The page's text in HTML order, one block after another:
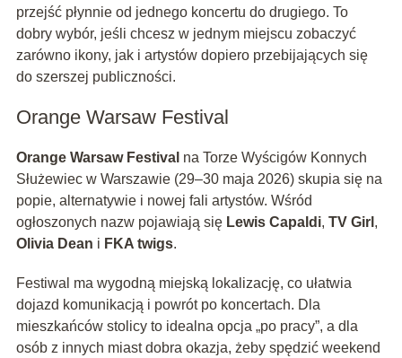
przejść płynnie od jednego koncertu do drugiego. To
dobry wybór, jeśli chcesz w jednym miejscu zobaczyć
zarówno ikony, jak i artystów dopiero przebijających się
do szerszej publiczności.
Orange Warsaw Festival
Orange Warsaw Festival na Torze Wyścigów Konnych
Służewiec w Warszawie (29–30 maja 2026) skupia się na
popie, alternatywie i nowej fali artystów. Wśród
ogłoszonych nazw pojawiają się Lewis Capaldi, TV Girl ,
Olivia Dean i FKA twigs.
Festiwal ma wygodną miejską lokalizację, co ułatwia
dojazd komunikacją i powrót po koncertach. Dla
mieszkańców stolicy to idealna opcja „po pracy”, a dla
osób z innych miast dobra okazja, żeby spędzić weekend